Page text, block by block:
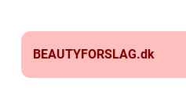
BEAUTYFORSLAG.dk